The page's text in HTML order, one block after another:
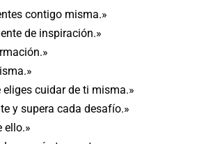
contigo misma.»
de inspiración.»
cuidar de ti misma.»
y supera cada desafío.»
ello.»